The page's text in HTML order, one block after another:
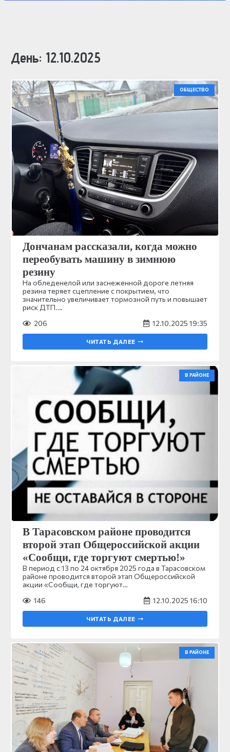
День: 12.10.2025
ОБЩЕСТВО
Дончанам рассказали, когда можно
переобувать машину в зимнюю
резину
На обледенелой или заснеженной дороге летняя
резина теряет сцепление с покрытием, что
значительно увеличивает тормозной путь и повышает
риск ДТП.…
206
12.10.2025 19:35
ЧИТАТЬ ДАЛЕЕ
В РАЙОНЕ
В Тарасовском районе проводится
второй этап Общероссийской акции
«Сообщи, где торгуют смертью!»
В период с 13 по 24 октября 2025 года в Тарасовском
районе проводится второй этап Общероссийской
акции «Сообщи, где торгуют…
146
12.10.2025 16:10
ЧИТАТЬ ДАЛЕЕ
В РАЙОНЕ